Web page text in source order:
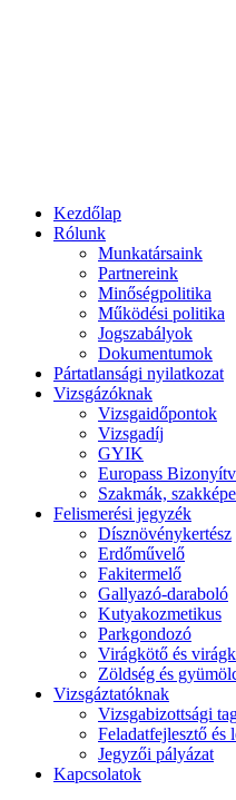
Kezdőlap
Rólunk
Munkatársaink
Partnereink
Minőségpolitika
Működési politika
Jogszabályok
Dokumentumok
Pártatlansági nyilatkozat
Vizsgázóknak
Vizsgaidőpontok
Vizsgadíj
GYIK
Europass
Szakmák,
Felismerési jegyzék
Dísznövénykertész
Erdőművelő
Fakitermelő
Gallyazó-daraboló
Kutyakozmetikus
Parkgondozó
Virágkötő és
Zöldség és
Vizsgáztatóknak
Vizsgabizottsági
Feladatfejlesztő és
Jegyzői pályázat
Kapcsolatok